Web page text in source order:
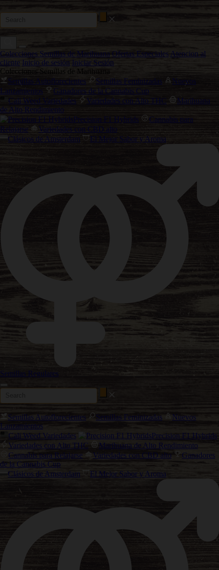
Colecciones Semillas de Marihuana Ofertas Especiales Atencion al
cliente Inicio de sesión Iniciar Sesión
Colecciones Semillas de Marihuana
Semillas Autoflorecientes
Semillas Feminizadas
Nuevos
Lanzamientos
Ganadores de la Cannabis Cup
Cali Weed Variedades
Variedades con Alto THC
Marihuana
de Alto Rendimiento
Precision F1 Hybrids
Cannabis para
Relajarse
Variedades con CBD alto
Clásicos de Amsterdam
El Mejor Sabor y Aroma
Semillas Regulares
Semillas Autoflorecientes Semillas Feminizadas
Nuevos
Lanzamientos
Cali Weed Variedades
Precision F1 Hybrids
Variedades con Alto THC
Marihuana de Alto Rendimiento
Cannabis para Relajarse
Variedades con CBD alto
Ganadores
de la Cannabis Cup
Clásicos de Amsterdam
El Mejor Sabor y Aroma